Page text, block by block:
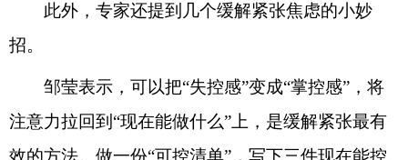
此外，专家还提到几个缓解紧张焦虑的小妙
招。
邹莹表示，可以把“失控感”变成“掌控感”，将
注意力拉回到“现在能做什么”上，是缓解紧张最有
效的方法。做一份“可控清单”，写下三件现在能控